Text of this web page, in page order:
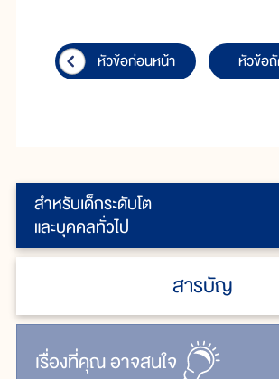
สำหรับเด็กระดับโต
และบุคคลทั่วไป
สารบัญ
เรื่ิองที่คุณอาจสนใจ
หัวข้อก่อนหน้า หัวข้อ